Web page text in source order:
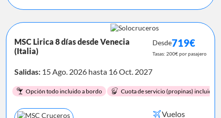
MSC Lirica 8 días desde Venecia
(Italia)
Vuelos
Desde719€
Tasas: 200€ por pasajero
Salidas: 15 Ago. 2026 hasta 16 Oct. 2027
Opción todo incluido a bordo Cuota de servicio (propinas) incluida.